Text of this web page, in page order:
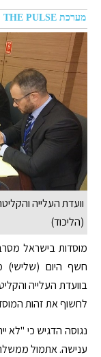
מערכת THE PULSE
וועדת העלייה
(הליכוד)
מוסדות בישראל
חשף היום (שלישי)
בוועדת העלייה
לחשוף את זהות
נגוסה הדגיש כי "לא
ענישה. אתמול